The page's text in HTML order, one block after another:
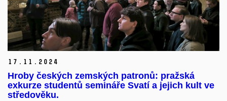
17. 11. 2024
Hroby českých zemských patronů: pražská
exkurze studentů semináře Svatí a jejich kult ve
středověku.